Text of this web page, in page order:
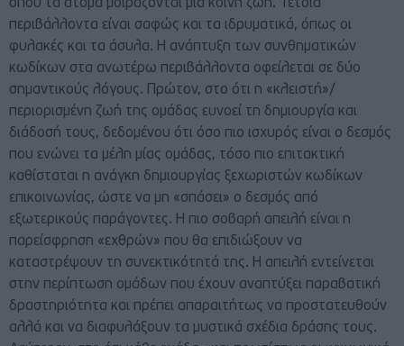
όπου τα άτομα μοιράζονται μία κοινή ζωή. Τέτοια
περιβάλλοντα είναι σαφώς και τα ιδρυματικά, όπως οι
φυλακές και τα άσυλα. Η ανάπτυξη των συνθηματικών
κωδίκων στα ανωτέρω περιβάλλοντα οφείλεται σε δύο
σημαντικούς λόγους. Πρώτον, στο ότι η «κλειστή»/
περιορισμένη ζωή της ομάδας ευνοεί τη δημιουργία και
διάδοσή τους, δεδομένου ότι όσο πιο ισχυρός είναι ο δεσμός
που ενώνει τα μέλη μίας ομάδας, τόσο πιο επιτακτική
καθίσταται η ανάγκη δημιουργίας ξεχωριστών κωδίκων
επικοινωνίας, ώστε να μη «σπάσει» ο δεσμός από
εξωτερικούς παράγοντες. Η πιο σοβαρή απειλή είναι η
παρείσφρηση «εχθρών» που θα επιδιώξουν να
καταστρέψουν τη συνεκτικότητά της. Η απειλή εντείνεται
στην περίπτωση ομάδων που έχουν αναπτύξει παραβατική
δραστηριότητα και πρέπει απαραιτήτως να προστατευθούν
αλλά και να διαφυλάξουν τα μυστικά σχέδια δράσης τους.